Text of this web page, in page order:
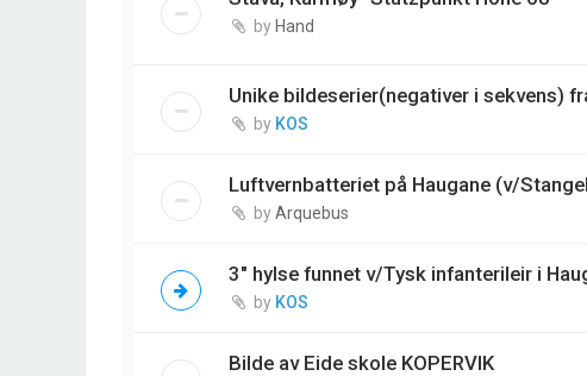
by Hand
Unike bildeserier(negativer i sekvens)
by KOS
Luftvernbatteriet på Haugane (v/
byArquebus
3" hylse funnet v/Tysk infanterileir i
by KOS
Bilde av Eide skole KOPERVIK